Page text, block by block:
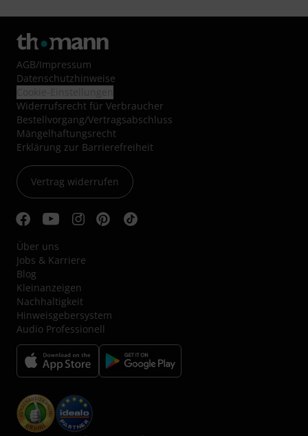
AGB/Impressum
Datenschutzhinweise
Widerrufsrecht für Verbraucher
Bestellvorgang/Vertragsabschluss
Mängelhaftungsrecht
Erklärung zur Barrierefreiheit
Vertrag widerrufen
Über uns
Jobs & Karriere
Blog
Kleinanzeigen
Nachhaltigkeit
Hinweisgebersystem
Audio Professionell